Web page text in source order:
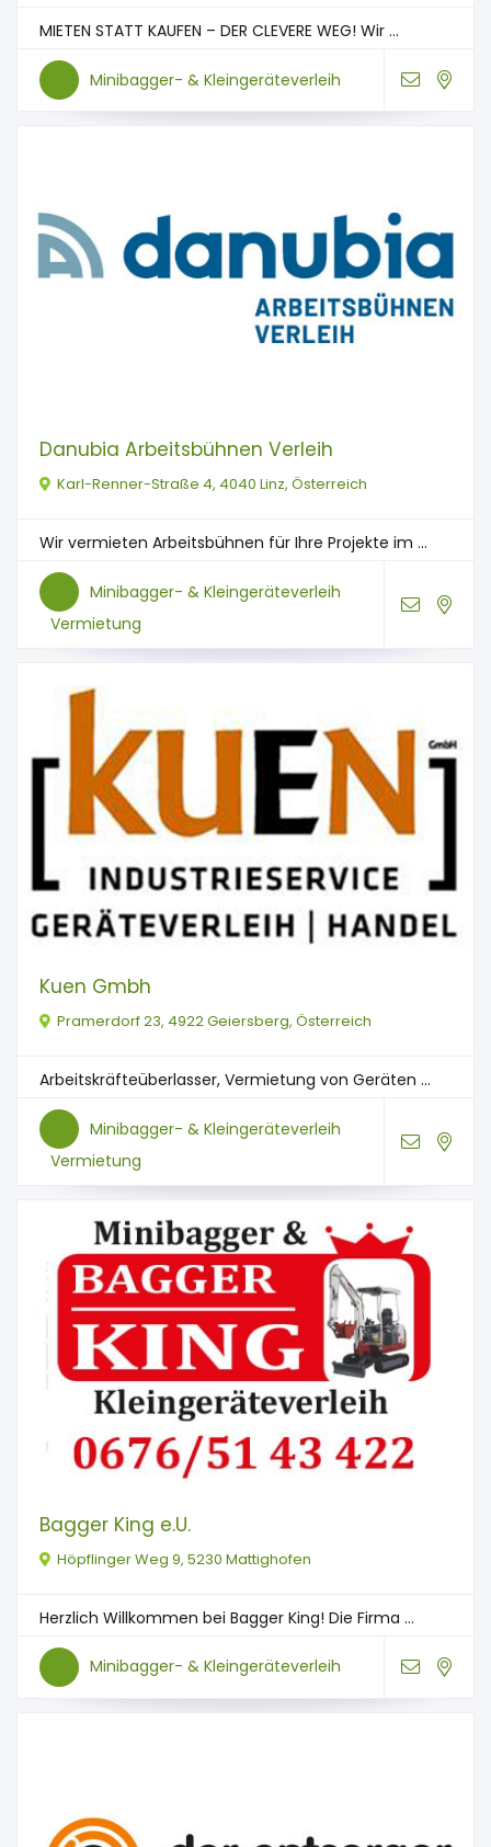
MIETEN STATT KAUFEN – DER CLEVERE WEG! Wir ...
Minibagger- & Kleingeräteverleih
Danubia Arbeitsbühnen Verleih
Karl-Renner-Straße 4, 4040 Linz, Österreich
Wir vermieten Arbeitsbühnen für Ihre Projekte im ...
Minibagger- & Kleingeräteverleih
Vermietung
Kuen Gmbh
Pramerdorf 23, 4922 Geiersberg, Österreich
Arbeitskräfteüberlasser, Vermietung von Geräten ...
Minibagger- & Kleingeräteverleih
Vermietung
Bagger King e.U.
Höpflinger Weg 9, 5230 Mattighofen
Herzlich Willkommen bei Bagger King! Die Firma ...
Minibagger- & Kleingeräteverleih